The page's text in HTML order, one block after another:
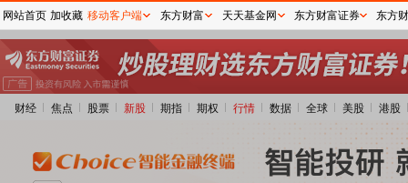
财经 焦点 股票 新股 期指 期权 行情 数据 全球 美股 港股
网站首页 加收藏 移动客户端 东方财富 天天基金网 东方财富证券 东方